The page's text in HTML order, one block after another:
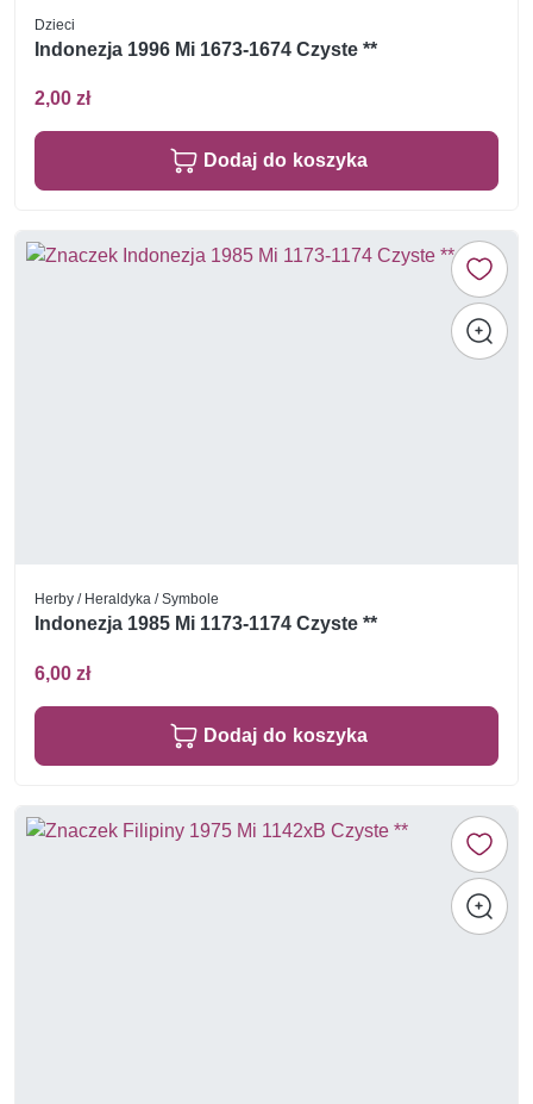
Dzieci
Indonezja 1996 Mi 1673-1674 Czyste **
2,00 zł
Dodaj do koszyka
Herby / Heraldyka / Symbole
Indonezja 1985 Mi 1173-1174 Czyste **
6,00 zł
Dodaj do koszyka